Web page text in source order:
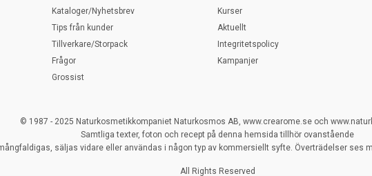
Kataloger/Nyhetsbrev
Tips från kunder
Tillverkare/Storpack
Frågor
Grossist
Kurser
Aktuellt
Integritetspolicy
Kampanjer
© 1987 - 2025 Naturkosmetikkompaniet Naturkosmos AB, www.crearome.se och
Samtliga texter, foton och recept på denna hemsida tillhör ovanstående
säljas vidare eller användas i någon typ av kommersiellt syfte. Överträdelser ses
All Rights Reserved